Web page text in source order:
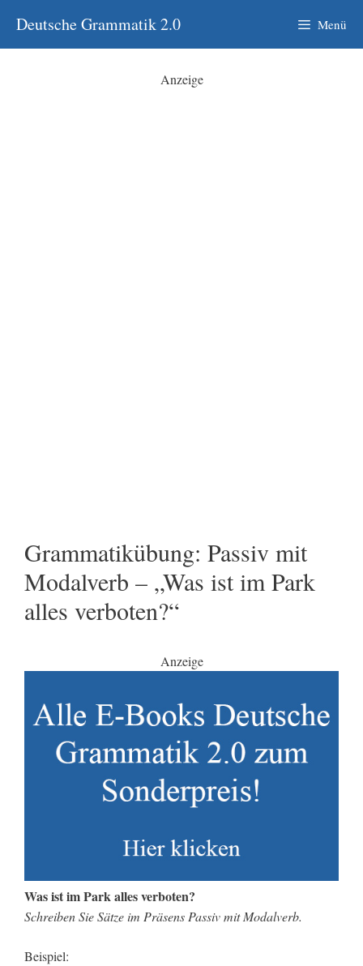
Inhalt
springen
Deutsche Grammatik 2.0 Menü
Anzeige
Grammatikübung: Passiv mit
Modalverb – „Was ist im Park
alles verboten?“
Anzeige
Was ist im Park alles verboten?
Schreiben Sie Sätze im Präsens Passiv mit Modalverb.
Beispiel: